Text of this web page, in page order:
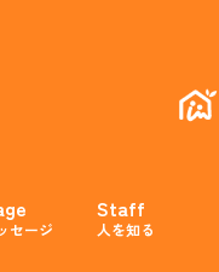
セージ
Staff
人を知る